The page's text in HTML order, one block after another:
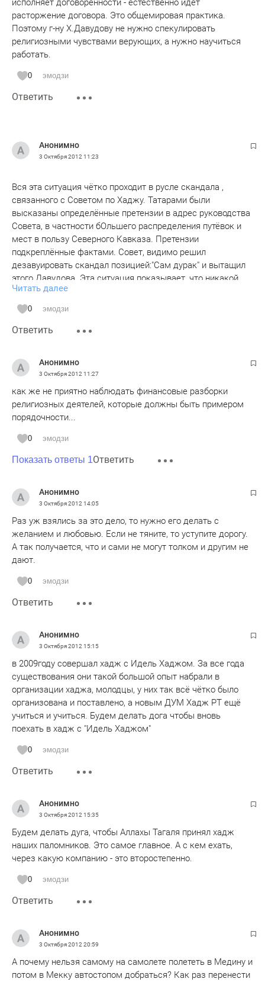
исполняет договоренности - естественно идет
расторжение договора. Это общемировая практика.
Поэтому г-ну Х.Давудову не нужно спекулировать
религиозными чувствами верующих, а нужно научиться
работать.
0 эмодзи
Ответить
Анонимно
3 Октября 2012 11:23
Вся эта ситуация чётко проходит в русле скандала ,
связанного с Советом по Хаджу. Татарами были
высказаны определённые претензии в адрес руководства
Совета, в частности бОльшего распределения путёвок и
мест в пользу Северного Кавказа. Претензии
подкреплённые фактами. Совет, видимо решил
дезавуировать скандал позицией:"Сам дурак" и вытащил
этого Давудова. Эта ситуация показывает, что никакой
хвалёной Уммы нет и не будет. Все эти сказки про
"братьев с Кавказа" рассыпаются, когда на кону стоят
национальные(этнические) и финансовые интересы.
Поэтому уже давно надо делать одну, единую ,мощную
со своим Советом по Хаджу и другими структурами.
Читать далее
0 эмодзи
Ответить
Анонимно
3 Октября 2012 11:27
как же не приятно наблюдать финансовые разборки
религиозных деятелей, которые должны быть примером
порядочности...
0 эмодзи
Показать ответы 1Ответить
Анонимно
3 Октября 2012 14:05
Раз уж взялись за это дело, то нужно его делать с
желанием и любовью. Если не тяните, то уступите дорогу.
А так получается, что и сами не могут толком и другим не
дают.
0 эмодзи
Ответить
Анонимно
3 Октября 2012 15:15
в 2009году совершал хадж с Идель Хаджом. За все года
существования они такой большой опыт набрали в
организации хаджа, молодцы, у них так всё чётко было
организована и поставлено, а новым ДУМ Хадж РТ ещё
учиться и учиться. Будем делать дога чтобы вновь
поехать в хадж с "Идель Хаджом"
0 эмодзи
Ответить
Анонимно
3 Октября 2012 15:35
Будем делать дуга, чтобы Аллахы Тагаля принял хадж
наших паломников. Это самое главное. А с кем ехать,
через какую компанию - это второстепенно.
0 эмодзи
Ответить
Анонимно
3 Октября 2012 20:59
А почему нельзя самому на самолете полететь в Медину и
потом в Мекку автостопом добраться? Как раз перенести